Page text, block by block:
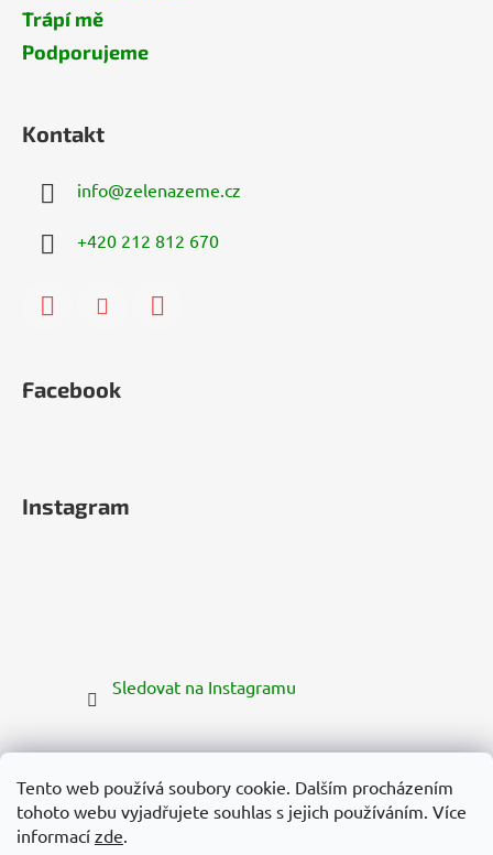
Tento web používá soubory cookie. Dalším procházením
tohoto webu vyjadřujete souhlas s jejich používáním. Více
informací zde.
Trápí mě
Podporujeme
Kontakt
info@zelenazeme.cz
+420 212 812 670
Facebook
Instagram
Sledovat na Instagramu